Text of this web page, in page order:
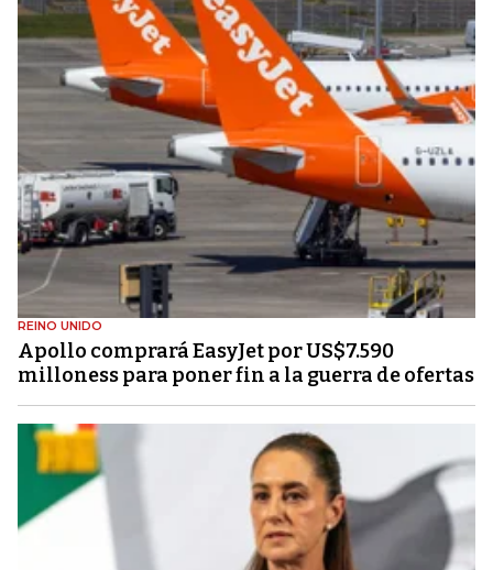
REINO UNIDO
Apollo comprará EasyJet por US$7.590
milloness para poner fin a la guerra de ofertas